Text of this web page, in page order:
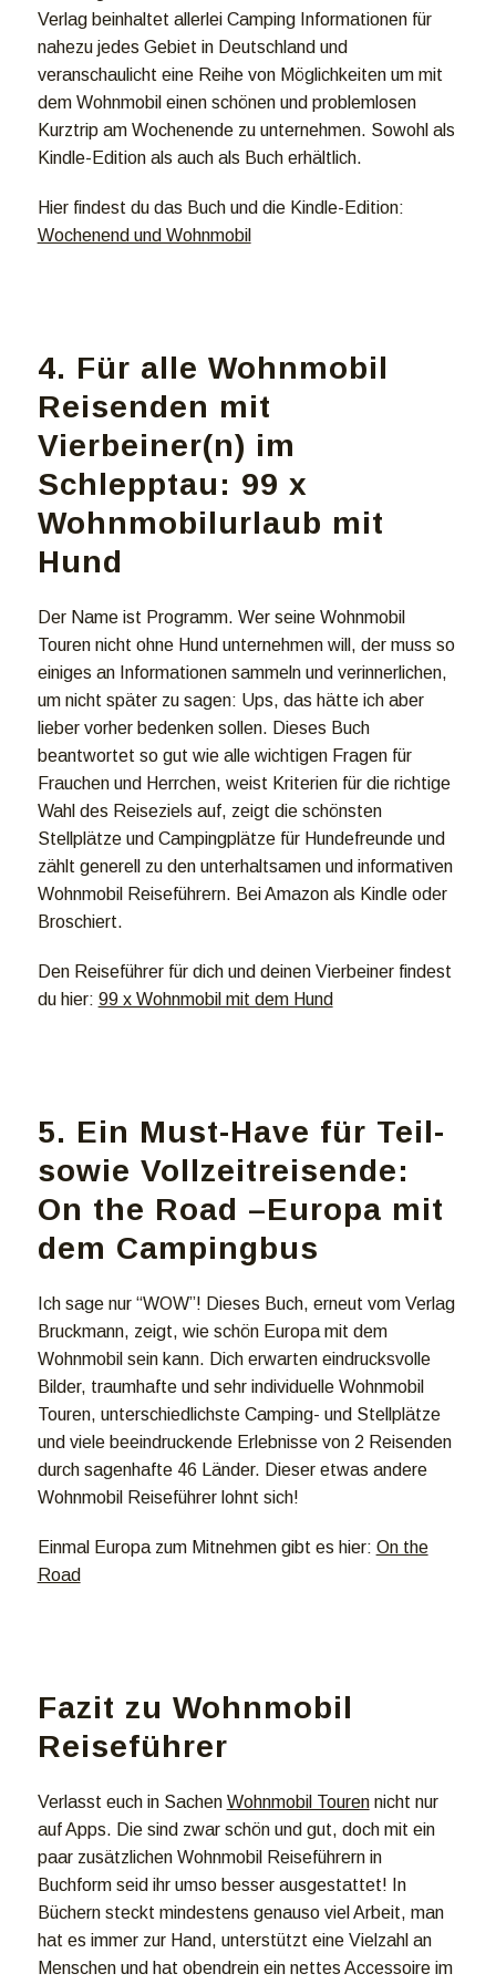
Verlag beinhaltet allerlei Camping Informationen für
nahezu jedes Gebiet in Deutschland und
veranschaulicht eine Reihe von Möglichkeiten um mit
dem Wohnmobil einen schönen und problemlosen
Kurztrip am Wochenende zu unternehmen. Sowohl als
Kindle-Edition als auch als Buch erhältlich.
Hier findest du das Buch und die Kindle-Edition:
Wochenend und Wohnmobil
4. Für alle Wohnmobil
Reisenden mit
Vierbeiner(n) im
Schlepptau: 99 x
Wohnmobilurlaub mit
Hund
Der Name ist Programm. Wer seine Wohnmobil
Touren nicht ohne Hund unternehmen will, der muss so
einiges an Informationen sammeln und verinnerlichen,
um nicht später zu sagen: Ups, das hätte ich aber
lieber vorher bedenken sollen. Dieses Buch
beantwortet so gut wie alle wichtigen Fragen für
Frauchen und Herrchen, weist Kriterien für die richtige
Wahl des Reiseziels auf, zeigt die schönsten
Stellplätze und Campingplätze für Hundefreunde und
zählt generell zu den unterhaltsamen und informativen
Wohnmobil Reiseführern. Bei Amazon als Kindle oder
Broschiert.
Den Reiseführer für dich und deinen Vierbeiner findest
du hier: 99 x Wohnmobil mit dem Hund
5. Ein Must-Have für Teil-
sowie Vollzeitreisende:
On the Road –Europa mit
dem Campingbus
Ich sage nur “WOW”! Dieses Buch, erneut vom Verlag
Bruckmann, zeigt, wie schön Europa mit dem
Wohnmobil sein kann. Dich erwarten eindrucksvolle
Bilder, traumhafte und sehr individuelle Wohnmobil
Touren, unterschiedlichste Camping- und Stellplätze
und viele beeindruckende Erlebnisse von 2 Reisenden
durch sagenhafte 46 Länder. Dieser etwas andere
Wohnmobil Reiseführer lohnt sich!
Einmal Europa zum Mitnehmen gibt es hier: On the
Road
Fazit zu Wohnmobil
Reiseführer
Verlasst euch in Sachen Wohnmobil Tourennicht nur
auf Apps. Die sind zwar schön und gut, doch mit ein
paar zusätzlichen Wohnmobil Reiseführern in
Buchform seid ihr umso besser ausgestattet! In
Büchern steckt mindestens genauso viel Arbeit, man
hat es immer zur Hand, unterstützt eine Vielzahl an
Menschen und hat obendrein ein nettes Accessoire im